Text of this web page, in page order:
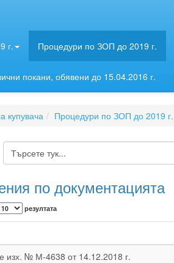
г. Процедури по ЗОП до 2019 г.
покани, обявени до 15.04.2016 г.
купувача Процедури по ЗОП до 2019 г.
по документацията
резултата
изх. № М-4638 от 14.12.2018 г.